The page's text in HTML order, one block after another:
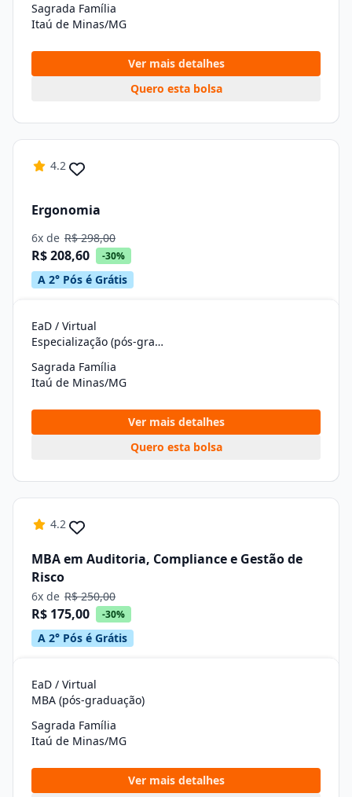
Sagrada Família
Itaú de Minas/MG
Ver mais detalhes
Quero esta bolsa
4.2
Ergonomia
6x de R$ 298,00
R$ 208,60 -30%
A 2° Pós é Grátis
EaD / Virtual
Especialização (pós-graduação)
Sagrada Família
Itaú de Minas/MG
Ver mais detalhes
Quero esta bolsa
4.2
MBA em Auditoria, Compliance e Gestão de
Risco
6x de R$ 250,00
R$ 175,00 -30%
A 2° Pós é Grátis
EaD / Virtual
MBA (pós-graduação)
Sagrada Família
Itaú de Minas/MG
Ver mais detalhes